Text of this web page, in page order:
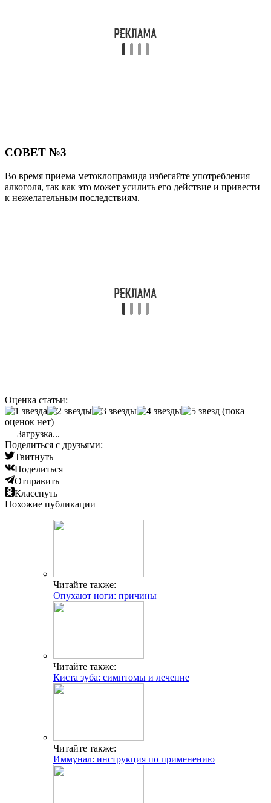
СОВЕТ №3
Во время приема метоклопрамида избегайте употребления
алкоголя, так как это может усилить его действие и привести
к нежелательным последствиям.
Оценка статьи:
(пока
оценок нет)
Загрузка...
Поделиться с друзьями:
Твитнуть
Поделиться
Отправить
Класснуть
Похожие публикации
Читайте также:
Опухают ноги: причины
Читайте также:
Киста зуба: симптомы и лечение
Читайте также:
Иммунал: инструкция по применению